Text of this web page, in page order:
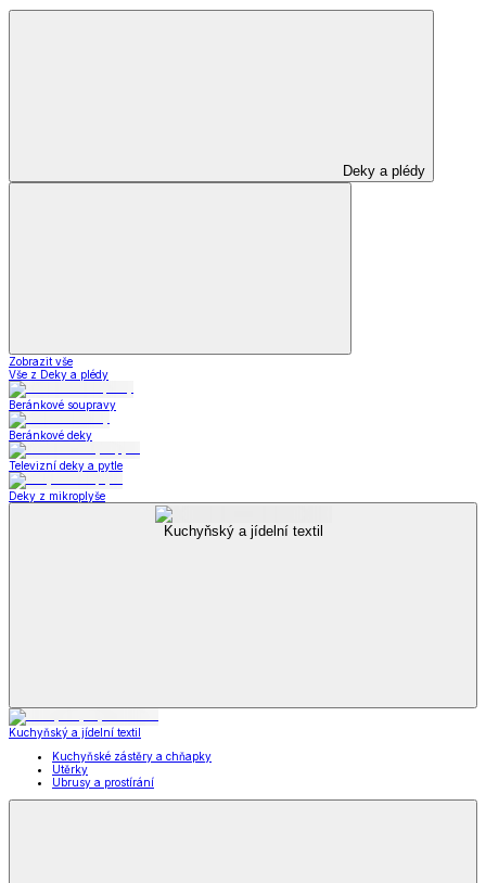
Deky a plédy
Zobrazit vše
Vše z Deky a plédy
Beránkové soupravy
Beránkové deky
Televizní deky a pytle
Deky z mikroplyše
Kuchyňský a jídelní textil
Kuchyňský a jídelní textil
Kuchyňské zástěry a chňapky
Utěrky
Ubrusy a prostírání